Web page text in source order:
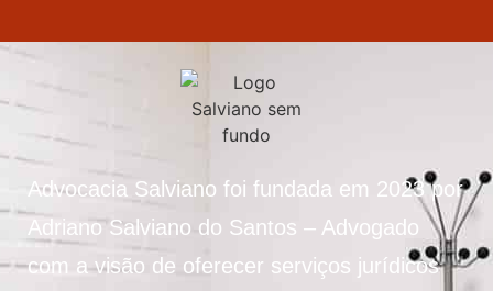
Advocacia Salviano foi fundada em 2023 por
Adriano Salviano do Santos – Advogado
com a visão de oferecer serviços jurídicos